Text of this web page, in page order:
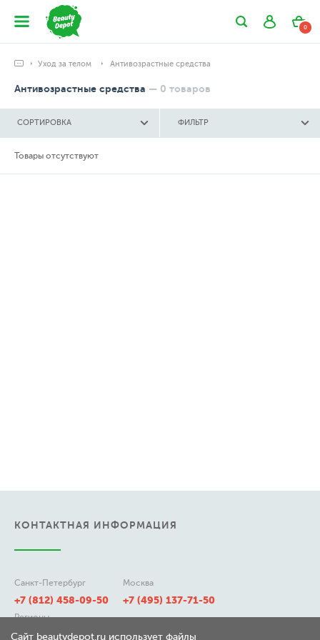
0
Уход за телом Антивозрастные средства
Антивозрастные средства — 0 товаров
СОРТИРОВКА ФИЛЬТР
Товары отсутствуют
КОНТАКТНАЯ ИНФОРМАЦИЯ
Санкт-Петербург
+7 (812) 458-09-50
Москва
+7 (495) 137-71-50
Регионы
8 (800) 511-21-50
Сайт beautydepot.ru использует файлы